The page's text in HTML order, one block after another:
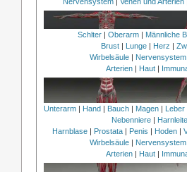
Schlter| Oberarm| Männliche
Brust| Lunge| Herz |
Wirbelsäule | Nervensystem
Arterien | Haut |
Unterarm | Hand | Bauch | Magen | Leber
Nebenniere|
Harnblase| Prostata| Penis | Hoden|
Wirbelsäule | Nervensystem
Arterien | Haut |